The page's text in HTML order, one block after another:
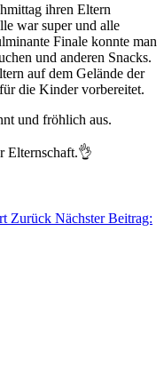
ihren Eltern
war super und alle
Finale konnte man
und anderen Snacks.
auf dem Gelände der
die Kinder vorbereitet.
und fröhlich aus.
Elternschaft.👌
Zurück Nächster Beitrag: